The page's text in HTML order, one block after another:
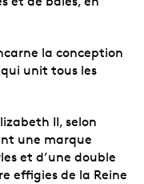
la conception
unit tous les
II, selon
une marque
et d’une double
effigies de la Reine